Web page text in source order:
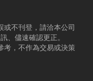
或不刊登，請洽本公司
、儘速確認更正。
考，不作為交易或決策